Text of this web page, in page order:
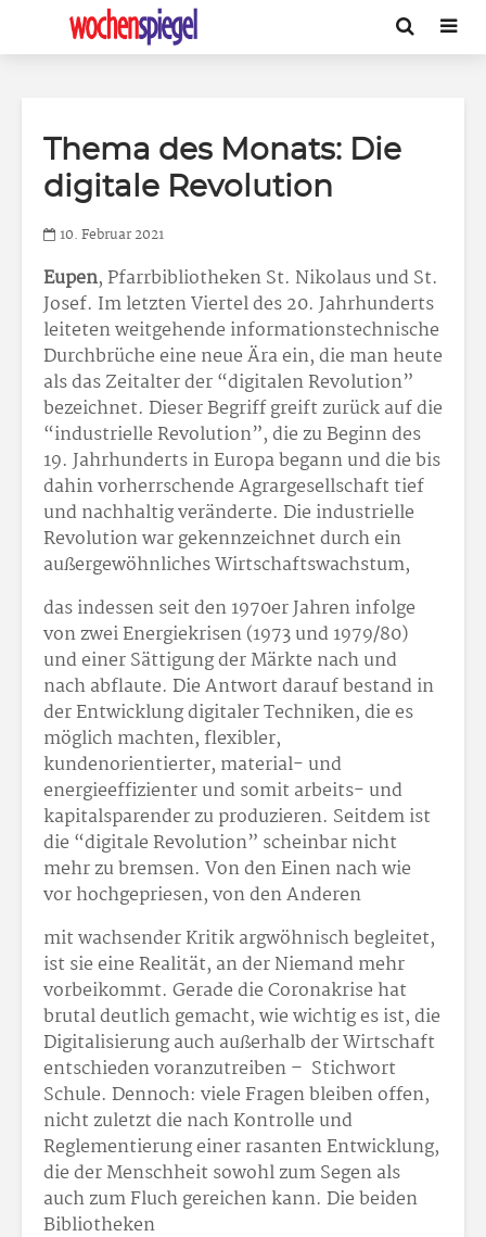
Thema des Monats: Die
digitale Revolution
10. Februar 2021
Eupen, Pfarrbibliotheken St. Nikolaus und St.
Josef. Im letzten Viertel des 20. Jahrhunderts
leiteten weitgehende informationstechnische
Durchbrüche eine neue Ära ein, die man heute
als das Zeitalter der “digitalen Revolution”
bezeichnet. Dieser Begriff greift zurück auf die
“industrielle Revolution”, die zu Beginn des
19. Jahrhunderts in Europa begann und die bis
dahin vorherrschende Agrargesellschaft tief
und nachhaltig veränderte. Die industrielle
Revolution war gekennzeichnet durch ein
außergewöhnliches Wirtschaftswachstum,
das indessen seit den 1970er Jahren infolge
von zwei Energiekrisen (1973 und 1979/80)
und einer Sättigung der Märkte nach und
nach abflaute. Die Antwort darauf bestand in
der Entwicklung digitaler Techniken, die es
möglich machten, flexibler,
kundenorientierter, material- und
energieeffizienter und somit arbeits- und
kapitalsparender zu produzieren. Seitdem ist
die “digitale Revolution” scheinbar nicht
mehr zu bremsen. Von den Einen nach wie
vor hochgepriesen, von den Anderen
mit wachsender Kritik argwöhnisch begleitet,
ist sie eine Realität, an der Niemand mehr
vorbeikommt. Gerade die Coronakrise hat
brutal deutlich gemacht, wie wichtig es ist, die
Digitalisierung auch außerhalb der Wirtschaft
entschieden voranzutreiben – Stichwort
Schule. Dennoch: viele Fragen bleiben offen,
nicht zuletzt die nach Kontrolle und
Reglementierung einer rasanten Entwicklung,
die der Menschheit sowohl zum Segen als
auch zum Fluch gereichen kann. Die beiden
Bibliotheken